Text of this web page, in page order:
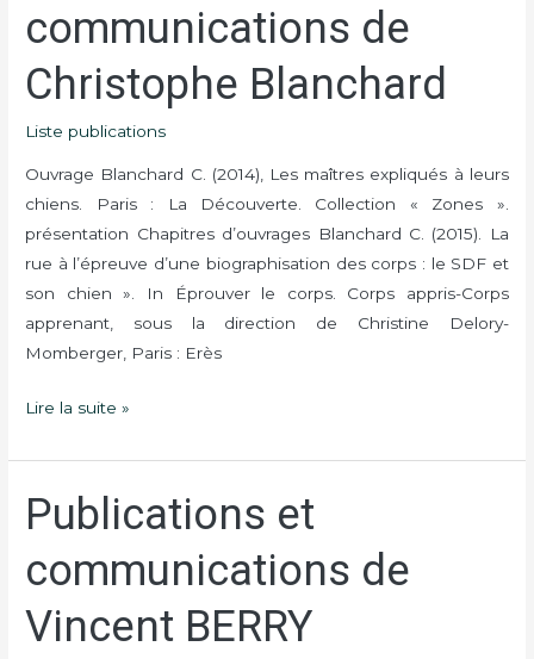
communications de
Christophe Blanchard
Liste publications
Ouvrage Blanchard C. (2014), Les maîtres expliqués à leurs
chiens. Paris : La Découverte. Collection « Zones ».
présentation Chapitres d’ouvrages Blanchard C. (2015). La
rue à l’épreuve d’une biographisation des corps : le SDF et
son chien ». In Éprouver le corps. Corps appris-Corps
apprenant, sous la direction de Christine Delory-
Momberger, Paris : Erès
communications
de
Christophe
Lire la suite »
Publications et
communications de
Vincent BERRY
Publications
et
communications
de
Vincent
BERRY